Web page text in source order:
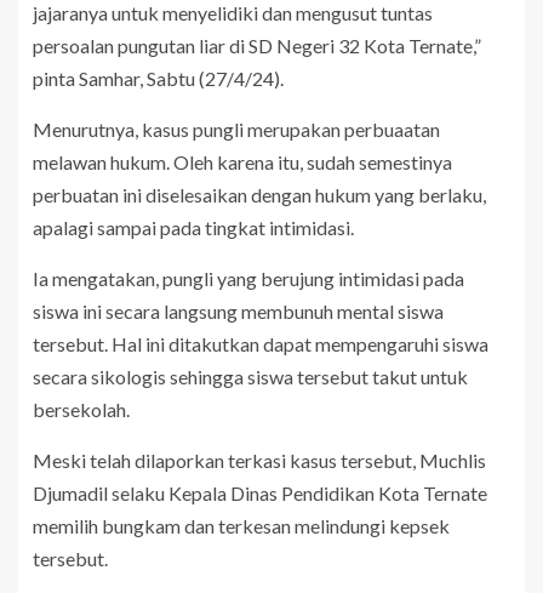
jajaranya untuk menyelidiki dan mengusut tuntas
persoalan pungutan liar di SD Negeri 32 Kota Ternate,”
pinta Samhar, Sabtu (27/4/24).
Menurutnya, kasus pungli merupakan perbuaatan
melawan hukum. Oleh karena itu, sudah semestinya
perbuatan ini diselesaikan dengan hukum yang berlaku,
apalagi sampai pada tingkat intimidasi.
Ia mengatakan, pungli yang berujung intimidasi pada
siswa ini secara langsung membunuh mental siswa
tersebut. Hal ini ditakutkan dapat mempengaruhi siswa
secara sikologis sehingga siswa tersebut takut untuk
bersekolah.
Meski telah dilaporkan terkasi kasus tersebut, Muchlis
Djumadil selaku Kepala Dinas Pendidikan Kota Ternate
memilih bungkam dan terkesan melindungi kepsek
tersebut.